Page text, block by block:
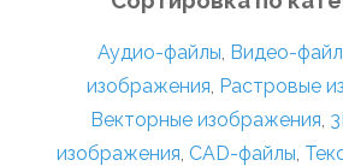
Аудио-файлы, Видео-
изображения, Растровые
Векторные изображения,
изображения, CAD-файлы,